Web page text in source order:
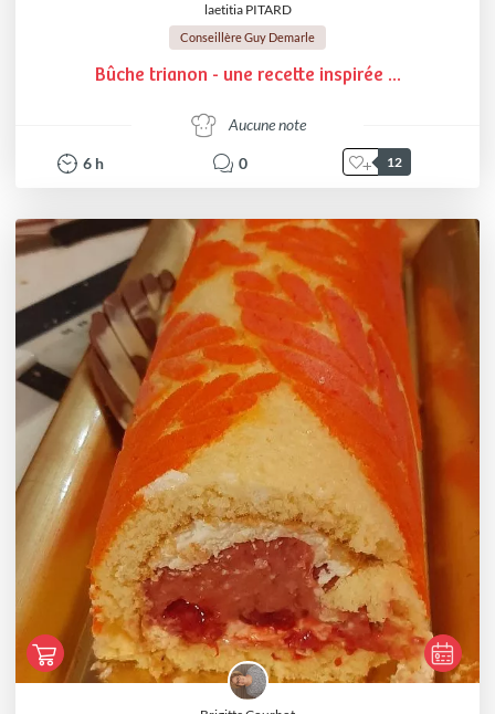
laetitia PITARD
Conseillère Guy Demarle
Bûche trianon - une recette inspirée ...
Aucune note
6 h 0 12